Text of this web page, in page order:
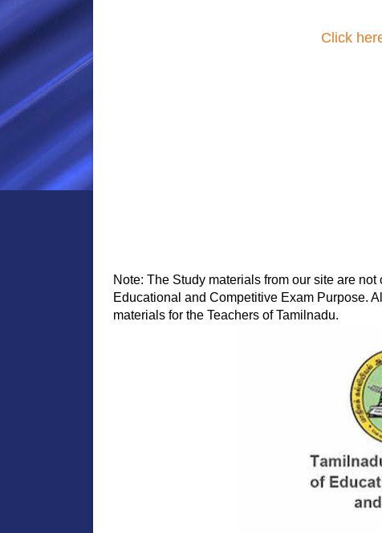
Click
Note: The Study materials from our site are
Educational and Competitive Exam Purpose.
materials for the Teachers of Tamilnadu.